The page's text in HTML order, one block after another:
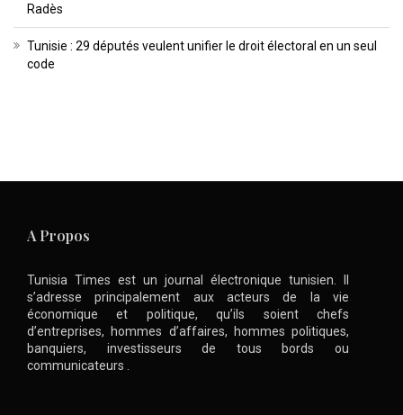
Radès
Tunisie : 29 députés veulent unifier le droit électoral en un seul
code
A Propos
Tunisia Times est un journal électronique tunisien. Il
s’adresse principalement aux acteurs de la vie
économique et politique, qu’ils soient chefs
d’entreprises, hommes d’affaires, hommes politiques,
banquiers, investisseurs de tous bords ou
communicateurs .